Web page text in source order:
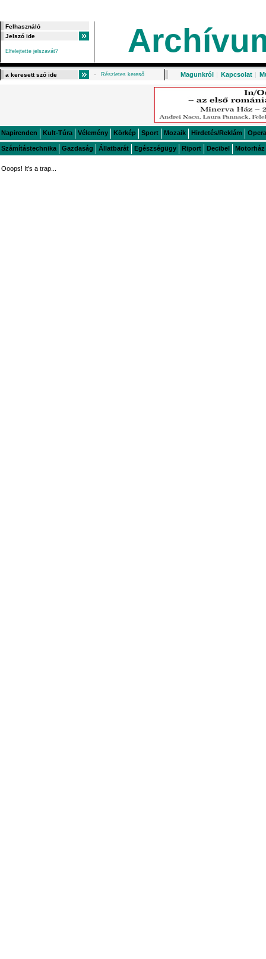
Elfelejtette jelszavát?
Részletes kereső Magunkról | Kapcsolat |
Napirenden Kult-Túra Vélemény Körkép Sport Mozaik Hirdetés/Reklám Opera
Számítástechnika Gazdaság Állatbarát Egészségügy Riport Decibel Motorház
Ooops! It's a trap...